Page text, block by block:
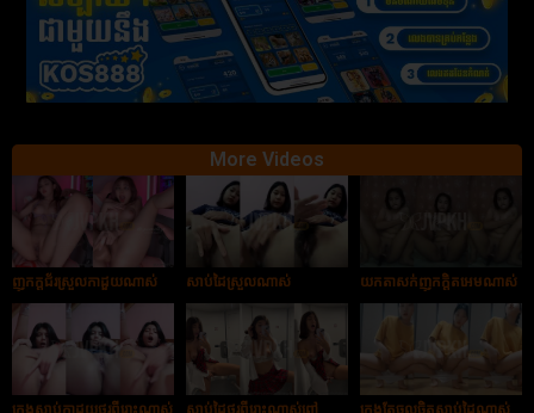
More Videos
ញុកក្ដជ័រស្រួលកាដួយណាស់ សាប់ដៃស្រួលណាស់ យកតាសក់ញុកក្ដិតអេមណាស់
ក្មេងសាប់កាដួយថ្ងូរពីរោះណាស់ សាប់ដៃថ្ងូរពីរោះណាស់ពៅ ក្មេងតែចូលចិត្តសាប់ដៃណាស់